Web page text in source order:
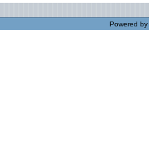
Powered by